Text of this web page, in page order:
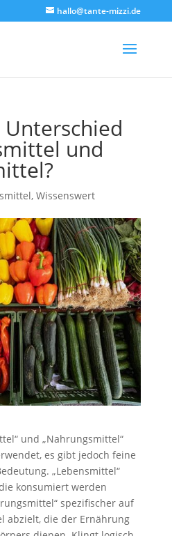
hallo@tante-mizzi.de
und
, Wissenswert
und „Nahrungsmittel“
es gibt jedoch feine
„Lebensmittel“
konsumiert werden
spezifischer auf
abzielt, die der Ernährung